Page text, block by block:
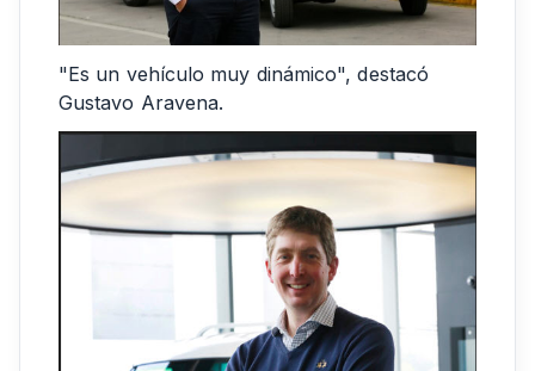
"Es un vehículo muy dinámico", destacó
Gustavo Aravena.